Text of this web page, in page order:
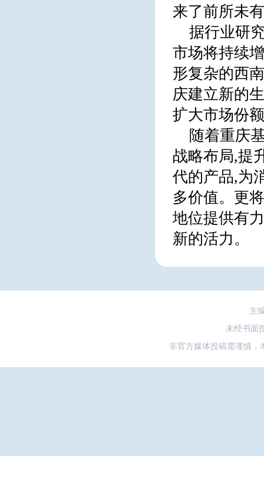
来了前所未
据行业研
市场将持续
形复杂的西
庆建立新的
扩大市场份
随着重庆
战略布局,提
代的产品,为
多价值。更
地位提供有
新的活力。
主
未经书面
非官方媒体投稿需谨慎，